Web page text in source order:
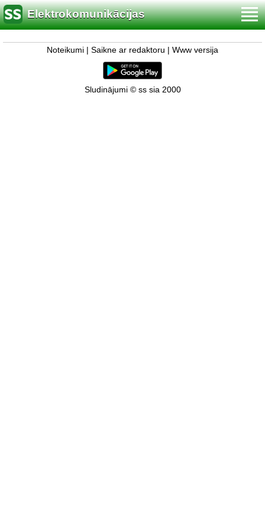
Elektrokomunikācijas
Noteikumi Saikne ar redaktoru Www versija
Sludinājumi © ss sia 2000